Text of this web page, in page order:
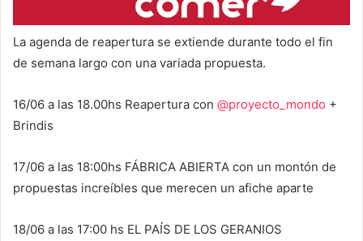
La agenda de reapertura se extiende durante todo el fin
de semana largo con una variada propuesta.
16/06 a las 18.00hs Reapertura con @proyecto_mondo +
Brindis
17/06 a las 18:00hs FÁBRICA ABIERTA con un montón de
propuestas increíbles que merecen un afiche aparte
18/06 a las 17:00 hs EL PAÍS DE LOS GERANIOS